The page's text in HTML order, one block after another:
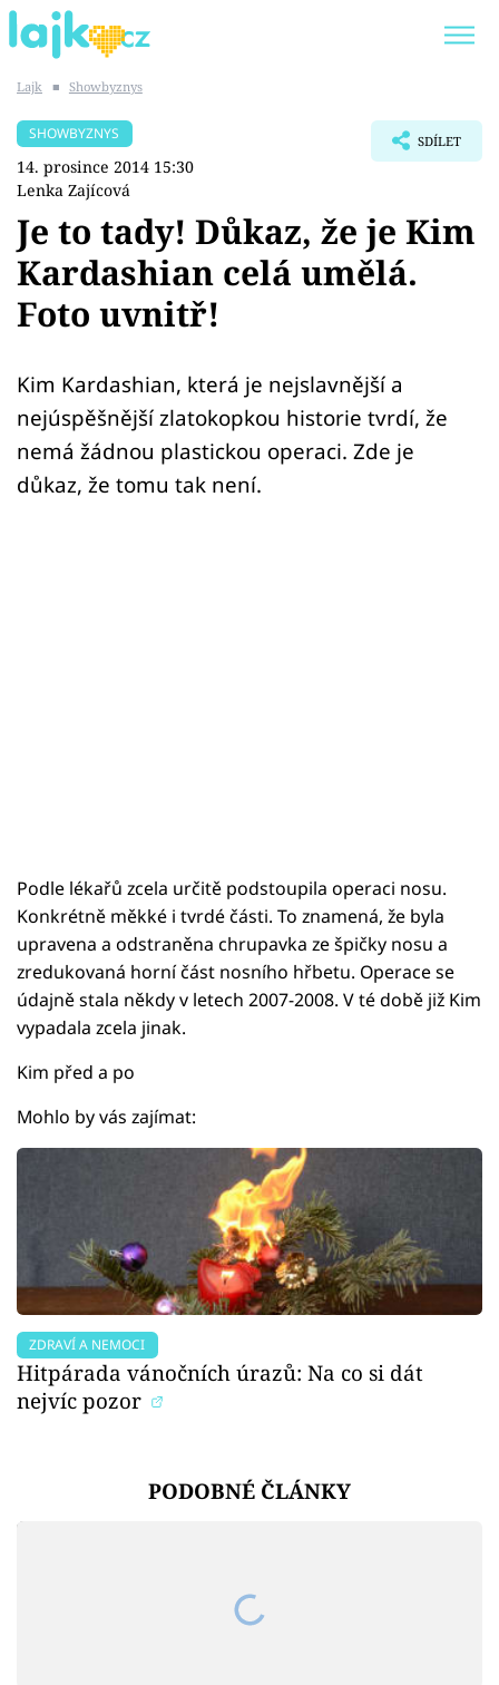
SHOPAHOLICADEL
Témata
Showbyznys
Youtubeři
Virály
Sex a vztahy
Lajk ■ Showbyznys
SHOWBYZNYS
14. prosince 2014 15:30
Lenka Zajícová
SDÍLET
Je to tady! Důkaz, že je Kim
Kardashian celá umělá.
Foto uvnitř!
Kim Kardashian, která je nejslavnější a
nejúspěšnější zlatokopkou historie tvrdí, že
nemá žádnou plastickou operaci. Zde je
důkaz, že tomu tak není.
Podle lékařů zcela určitě podstoupila operaci nosu.
Konkrétně měkké i tvrdé části. To znamená, že byla
upravena a odstraněna chrupavka ze špičky nosu a
zredukovaná horní část nosního hřbetu. Operace se
údajně stala někdy v letech 2007-2008. V té době již Kim
vypadala zcela jinak.
Kim před a po
Mohlo by vás zajímat:
ZDRAVÍ A NEMOCI
Hitpárada vánočních úrazů: Na co si dát
nejvíc pozor
PODOBNÉ ČLÁNKY